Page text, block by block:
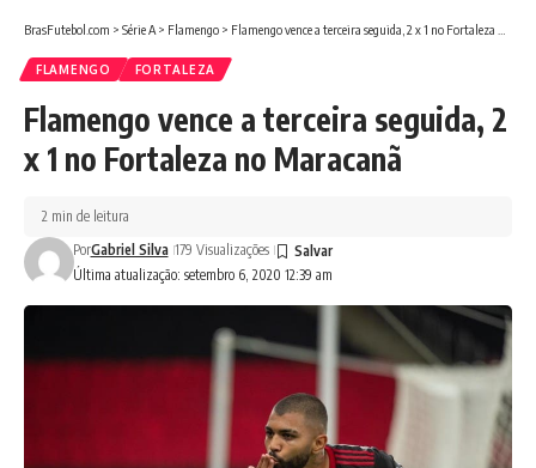
BrasFutebol.com > Série A > Flamengo > Flamengo vence a terceira seguida, 2 x 1 no Fortaleza no Maracanã
FLAMENGO FORTALEZA
Flamengo vence a terceira seguida, 2
x 1 no Fortaleza no Maracanã
Última atualização: setembro 6, 2020 12:39 am
PorGabriel Silva 179 Visualizações
2 min de leitura